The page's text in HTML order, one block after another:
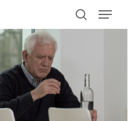
search
Menu